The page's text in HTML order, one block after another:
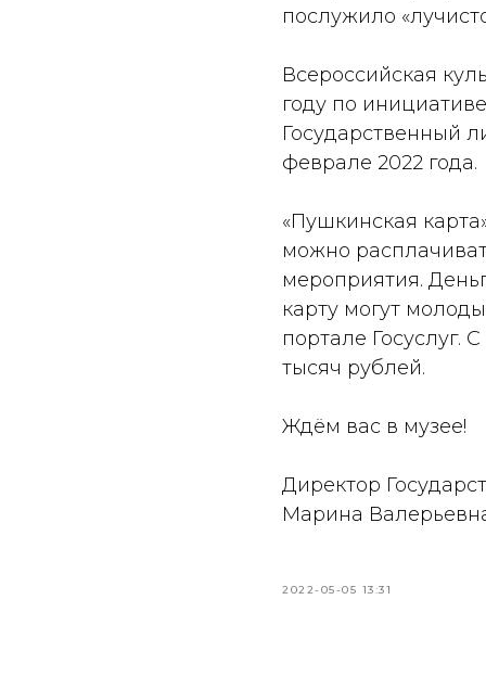
послужило
Всероссийская
году по
Государственный
феврале 2022 года.
«Пушкинская
можно
мероприятия.
карту могут
портале Госуслуг.
тысяч рублей.
Ждём вас в музее!
Директор
Марина
2022-05-05 13:31